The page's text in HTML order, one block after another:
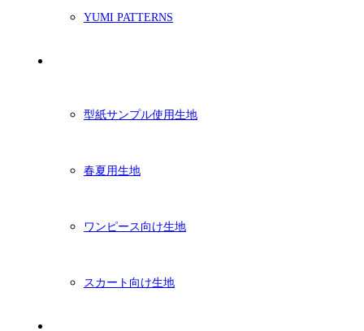
YUMI PATTERNS
型紙サンプル使用生地
春夏用生地
ワンピース向け生地
スカート向け生地